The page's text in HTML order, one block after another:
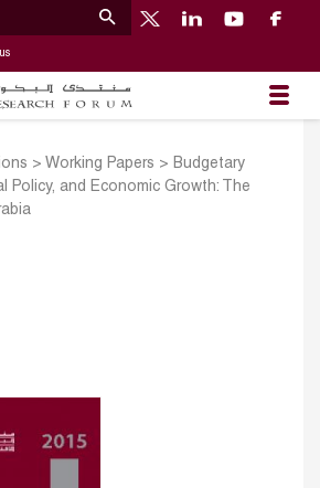
> Working Papers > Budgetary
Policy, and Economic Growth: The